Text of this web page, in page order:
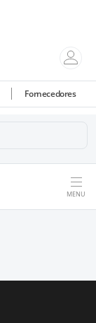
Fornecedores
MENU